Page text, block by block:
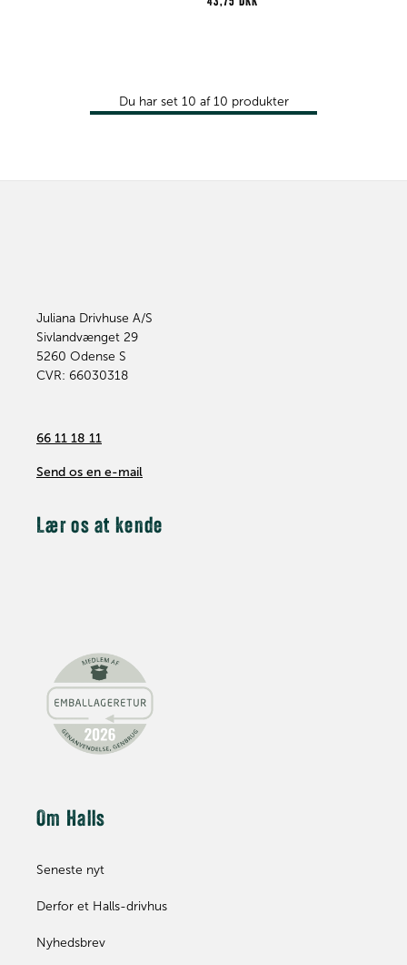
Du har set 10 af 10 produkter
Juliana Drivhuse A/S
Sivlandvænget 29
5260 Odense S
CVR: 66030318
66 11 18 11
Send os en e-mail
Lær os at kende
Om Halls
Seneste nyt
Derfor et Halls-drivhus
Nyhedsbrev